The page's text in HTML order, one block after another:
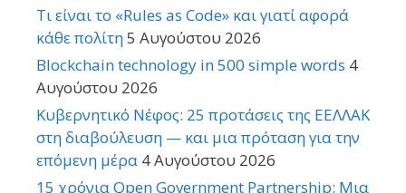
Τι είναι το «Rules as Code» και γιατί αφορά
κάθε πολίτη5 Αυγούστου 2026
Blockchain technology in 500 simple words 4
Αυγούστου 2026
Κυβερνητικό Νέφος: 25 προτάσεις της ΕΕΛΛΑΚ
στη διαβούλευση — και μια πρόταση για την
επόμενη μέρα 4 Αυγούστου 2026
15 χρόνια Open Government Partnership: Μια